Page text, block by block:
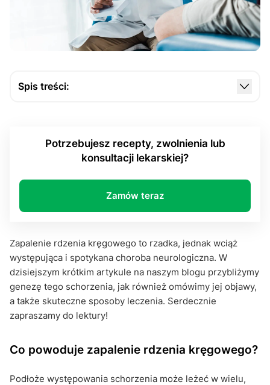
Spis treści:
Pytania i odpowiedzi - utrwal wiedzę
Potrzebujesz recepty, zwolnienia lub
konsultacji lekarskiej?
Zamów teraz
Zapalenie rdzenia kręgowego to rzadka, jednak wciąż
występująca i spotykana choroba neurologiczna. W
dzisiejszym krótkim artykule na naszym blogu przybliżymy
genezę tego schorzenia, jak również omówimy jej objawy,
a także skuteczne sposoby leczenia. Serdecznie
zapraszamy do lektury!
Co powoduje zapalenie rdzenia kręgowego?
Podłoże występowania schorzenia może leżeć w wielu,